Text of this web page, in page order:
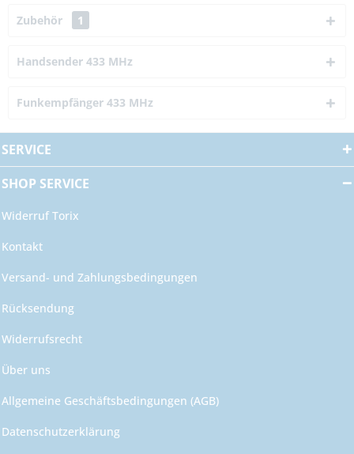
Zubehör 1
Handsender 433 MHz
Funkempfänger 433 MHz
SERVICE
SHOP SERVICE
Widerruf Torix
Kontakt
Versand- und Zahlungsbedingungen
Rücksendung
Widerrufsrecht
Über uns
Allgemeine Geschäftsbedingungen (AGB)
Datenschutzerklärung